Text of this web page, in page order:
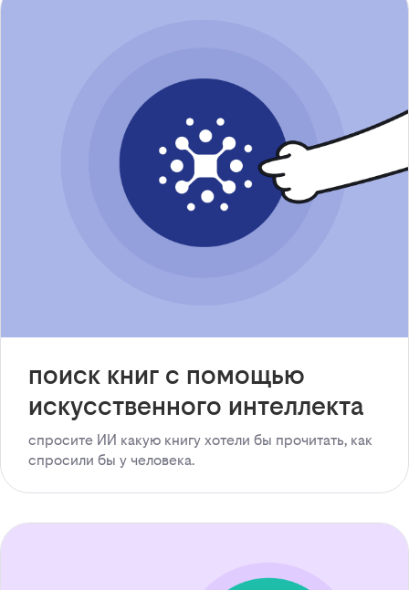
поиск книг с помощью
искусственного интеллекта
спросите ИИ какую книгу хотели бы прочитать, как
спросили бы у человека.